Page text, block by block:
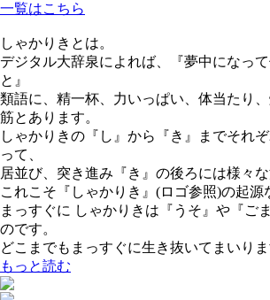
一覧はこちら
しゃかりきとは。
デジタル大辞泉によれば、『夢中になっ
と』
類語に、精一杯、力いっぱい、体当たり
筋とあります。
しゃかりきの『し』から『き』までそれ
って、
居並び、突き進み『き』の後ろには様々な
これこそ『しゃかりき』(ロゴ参照)の起源
まっすぐに しゃかりきは『うそ』や『ご
のです。
どこまでもまっすぐに生き抜いてまいりま
もっと読む